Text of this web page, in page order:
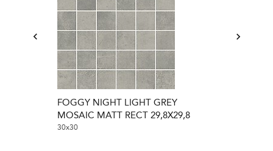
FOGGY NIGHT LIGHT GREY
MOSAIC MATT RECT 29,8X29,8
30x30